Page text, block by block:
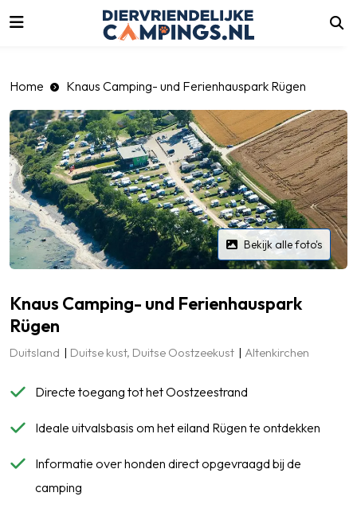
Home Knaus Camping- und Ferienhauspark Rügen
Bekijk alle foto's
Knaus Camping- und Ferienhauspark
Rügen
Duitsland Duitse kust, Duitse Oostzeekust Altenkirchen
Directe toegang tot het Oostzeestrand
Ideale uitvalsbasis om het eiland Rügen te ontdekken
Informatie over honden direct opgevraagd bij de
camping